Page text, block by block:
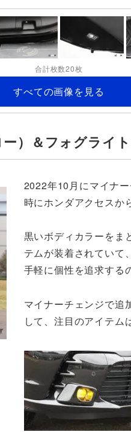
合計枚数20枚
すべての画像を見る
）＆フォグライ
2022年10月にマイナ
時にホンダアクセスか
黒いボディカラーをま
テムが装着されていて
手軽に個性を追求する
マイナーチェンジで追
して、注目のアイテム